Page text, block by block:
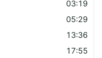
03:19
05:29
13:36
17:55